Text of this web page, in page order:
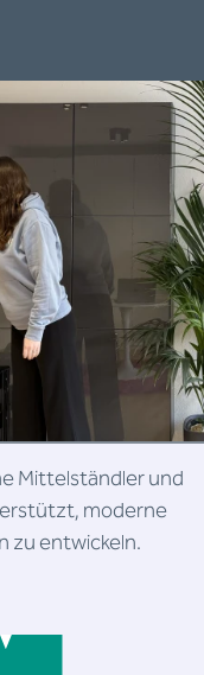
Mittelständler und
moderne
zu entwickeln.